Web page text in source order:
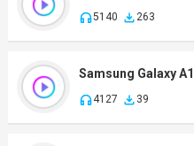
5140 263
Samsung Galaxy
4127 39